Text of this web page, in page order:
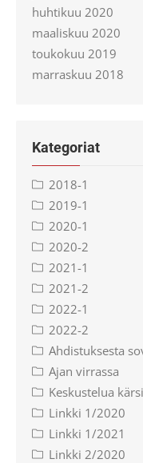
huhtikuu 2020
maaliskuu 2020
toukokuu 2019
marraskuu 2018
Kategoriat
2018-1
2019-1
2020-1
2020-2
2021-1
2021-2
2022-1
2022-2
Ahdistuksesta
Ajan virrassa
Keskustelua
Linkki 1/2020
Linkki 1/2021
Linkki 2/2020